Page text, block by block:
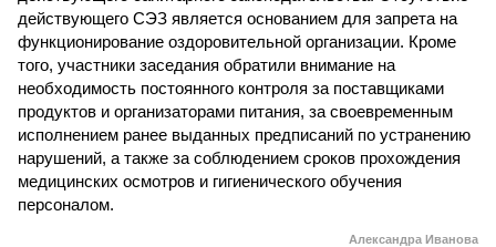
действующего СЭЗ является основанием для запрета на
функционирование оздоровительной организации. Кроме
того, участники заседания обратили внимание на
необходимость постоянного контроля за поставщиками
продуктов и организаторами питания, за своевременным
исполнением ранее выданных предписаний по устранению
нарушений, а также за соблюдением сроков прохождения
медицинских осмотров и гигиенического обучения
персоналом.
Александра Иванова